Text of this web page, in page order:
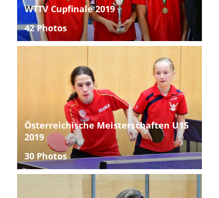
WTTV Cupfinale 2019
42 Photos
Österreichische Meisterschaften U15
2019
30 Photos